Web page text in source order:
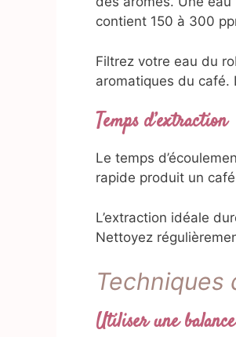
contient 150 à 300
Filtrez votre eau du
aromatiques du café.
Temps d’extraction
Le temps
rapide produit un
L’extraction idéale
Nettoyez
Techniques
Utiliser une